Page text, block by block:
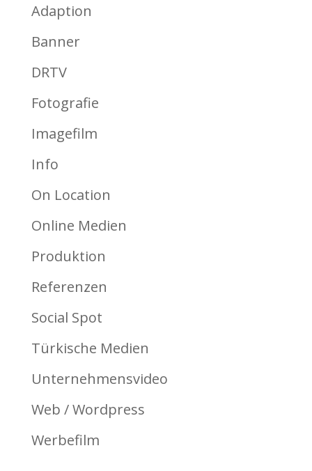
Adaption
Banner
DRTV
Fotografie
Imagefilm
Info
On Location
Online Medien
Produktion
Referenzen
Social Spot
Türkische Medien
Unternehmensvideo
Web / Wordpress
Werbefilm